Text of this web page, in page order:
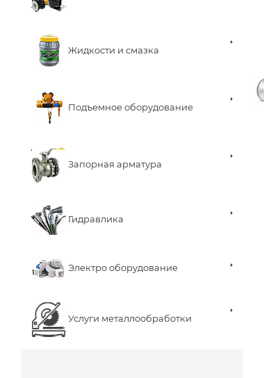
Жидкости и смазка
Подъемное оборудование
Запорная арматура
Гидравлика
Электро оборудование
Услуги металлообработки